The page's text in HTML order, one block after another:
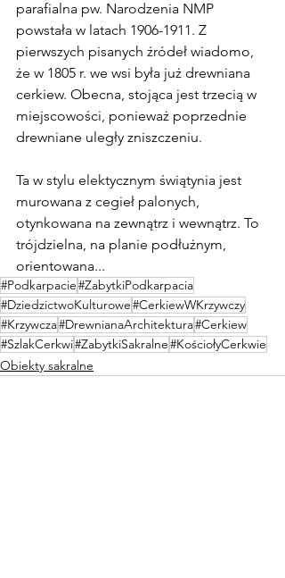
parafialna pw. Narodzenia NMP
powstała w latach 1906-1911. Z
pierwszych pisanych źródeł wiadomo,
że w 1805 r. we wsi była już drewniana
cerkiew. Obecna, stojąca jest trzecią w
miejscowości, ponieważ poprzednie
drewniane uległy zniszczeniu.
Ta w stylu elektycznym świątynia jest
murowana z cegieł palonych,
otynkowana na zewnątrz i wewnątrz. To
trójdzielna, na planie podłużnym,
orientowana...
#Podkarpacie#ZabytkiPodkarpacia
#DziedzictwoKulturowe#CerkiewWKrzywczy
#Krzywcza#DrewnianaArchitektura#Cerkiew
#SzlakCerkwi#ZabytkiSakralne#KościołyCerkwie
Obiekty sakralne